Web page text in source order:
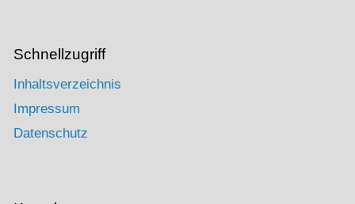
Schnellzugriff
Inhaltsverzeichnis
Impressum
Datenschutz